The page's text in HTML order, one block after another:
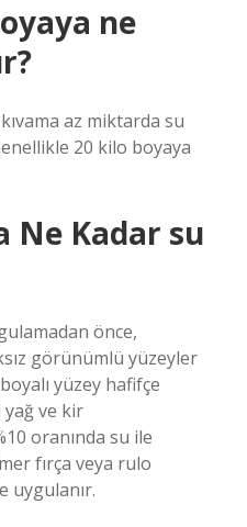
ne
az miktarda su
20 kilo boyaya
Ne Kadar su
önce,
görünümlü yüzeyler
yüzey hafifçe
yağ ve kir
oranında su ile
fırça veya rulo
uygulanır.